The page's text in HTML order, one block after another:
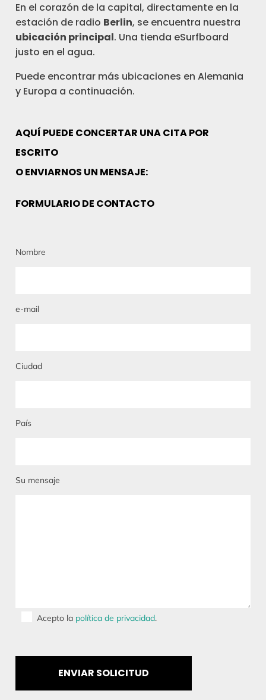
En el corazón de la capital, directamente en la
estación de radio Berlin, se encuentra nuestra
ubicación principal. Una tienda eSurfboard
justo en el agua.
Puede encontrar más ubicaciones en Alemania
y Europa a continuación.
AQUÍ PUEDE CONCERTAR UNA CITA POR
ESCRITO
O ENVIARNOS UN MENSAJE:
FORMULARIO DE CONTACTO
Nombre
e-mail
Ciudad
País
Su mensaje
Acepto la política de privacidad.